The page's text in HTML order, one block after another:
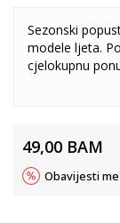
Sezonski
modele ljeta.
cjelokupnu
49,00 BAM
Obavijesti